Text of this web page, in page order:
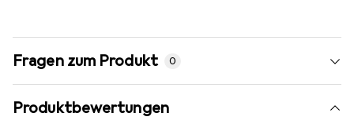
Fragen zum Produkt 0
Produktbewertungen